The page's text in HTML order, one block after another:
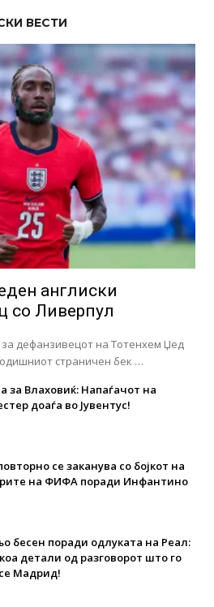
ВЕСТИ
англиски
со Ливерпул
дефанзивецот на Тотенхем Џед
страничен бек …
за Влаховиќ: Напаѓачот на
доаѓа во Јувентус!
се заканува со бојкот на
на ФИФА поради Инфантино
бесен поради одлуката на Реал:
детали од разговорот што го
Мадрид!